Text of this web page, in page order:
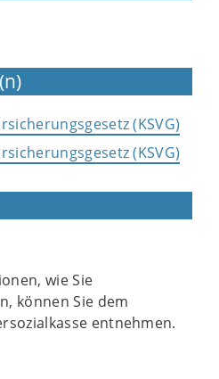
(KSVG)
(KSVG)
wie Sie
können Sie dem
entnehmen.